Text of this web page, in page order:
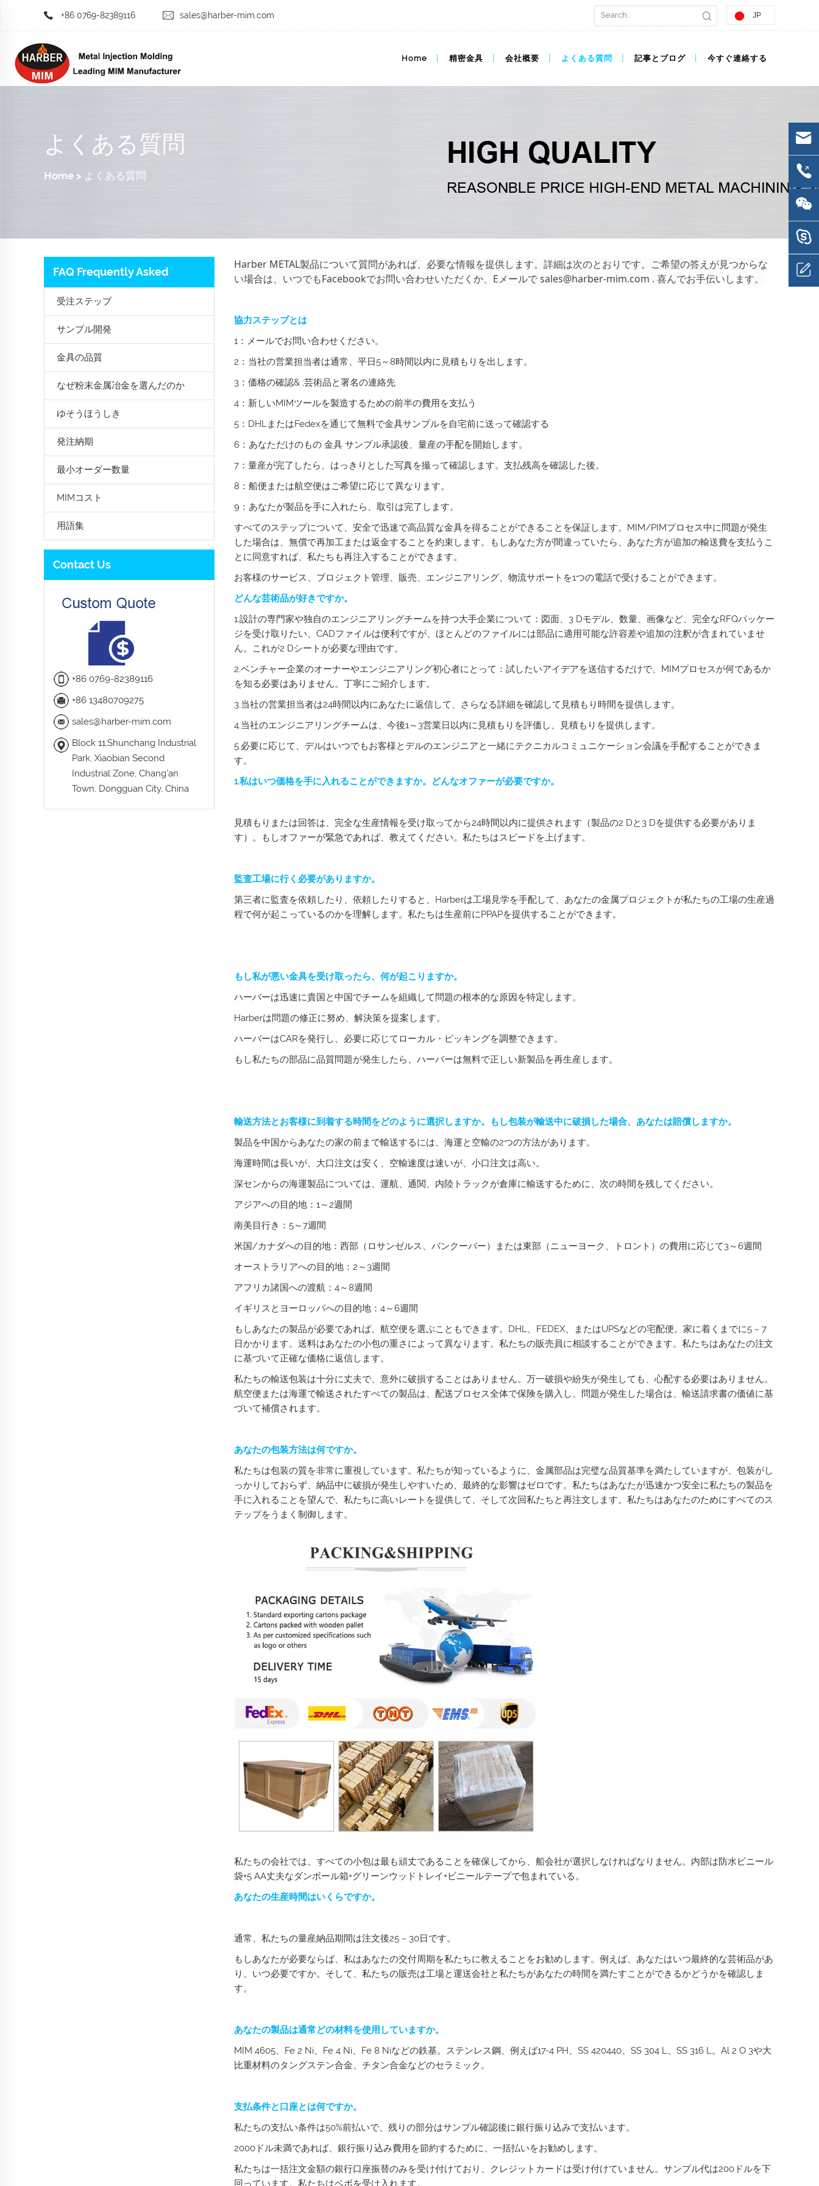
+86 0769-82389116 sales@harber-mim.com JP
Home 精密金具 会社概要 よくある質問 記事とブログ 今すぐ連絡する
よくある質問
Home > よくある質問
FAQ Frequently Asked
受注ステップ
サンプル開発
金具の品質
なぜ粉末金属冶金を選んだのか
ゆそうほうしき
発注納期
最小オーダー数量
MIMコスト
用語集
Contact Us
+86 0769-82389116
+86 13480709275
sales@harber-mim.com
Block 11,Shunchang Industrial
Park, Xiaobian Second
Industrial Zone, Chang'an
Town, Dongguan City, China
Harber METAL製品について質問があれば、必要な情報を提供します。詳細は次のとおりです。ご希望の答えが見つからな
い場合は、いつでもFacebookでお問い合わせいただくか、Eメールでsales@harber-mim.com . 喜んでお手伝いします。
協力ステップとは
1：メールでお問い合わせください。
2：当社の営業担当者は通常、平日5～8時間以内に見積もりを出します。
3：価格の確認& ;芸術品と署名の連絡先
4：新しいMIMツールを製造するための前半の費用を支払う
5：DHLまたはFedexを通じて無料で金具サンプルを自宅前に送って確認する
6：あなただけのもの 金具 サンプル承認後、量産の手配を開始します。
7：量産が完了したら、はっきりとした写真を撮って確認します。支払残高を確認した後。
8：船便または航空便はご希望に応じて異なります。
9：あなたが製品を手に入れたら、取引は完了します。
すべてのステップについて、安全で迅速で高品質な金具を得ることができることを保証します。MIM/PIMプロセス中に問題が発生
した場合は、無償で再加工または返金することを約束します。もしあなた方が間違っていたら、あなた方が追加の輸送費を支払うこ
とに同意すれば、私たちも再注入することができます。
お客様のサービス、プロジェクト管理、販売、エンジニアリング、物流サポートを1つの電話で受けることができます。
どんな芸術品が好きですか。
1.設計の専門家や独自のエンジニアリングチームを持つ大手企業について：図面、3 Dモデル、数量、画像など、完全なRFQパッケー
ジを受け取りたい、CADファイルは便利ですが、ほとんどのファイルには部品に適用可能な許容差や追加の注釈が含まれていませ
ん。これが2 Dシートが必要な理由です。
2.ベンチャー企業のオーナーやエンジニアリング初心者にとって：試したいアイデアを送信するだけで、MIMプロセスが何であるか
を知る必要はありません。丁寧にご紹介します。
3.当社の営業担当者は24時間以内にあなたに返信して、さらなる詳細を確認して見積もり時間を提供します。
4.当社のエンジニアリングチームは、今後1～3営業日以内に見積もりを評価し、見積もりを提供します。
5.必要に応じて、デルはいつでもお客様とデルのエンジニアと一緒にテクニカルコミュニケーション会議を手配することができま
す。
1.私はいつ価格を手に入れることができますか。どんなオファーが必要ですか。
見積もりまたは回答は、完全な生産情報を受け取ってから24時間以内に提供されます（製品の2 Dと3 Dを提供する必要がありま
す）。もしオファーが緊急であれば、教えてください。私たちはスピードを上げます。
監査工場に行く必要がありますか。
第三者に監査を依頼したり、依頼したりすると、Harberは工場見学を手配して、あなたの金属プロジェクトが私たちの工場の生産過
程で何が起こっているのかを理解します。私たちは生産前にPPAPを提供することができます。
もし私が悪い金具を受け取ったら、何が起こりますか。
ハーバーは迅速に貴国と中国でチームを組織して問題の根本的な原因を特定します。
Harberは問題の修正に努め、解決策を提案します。
ハーバーはCARを発行し、必要に応じてローカル・ピッキングを調整できます。
もし私たちの部品に品質問題が発生したら、ハーバーは無料で正しい新製品を再生産します。
輸送方法とお客様に到着する時間をどのように選択しますか。もし包装が輸送中に破損した場合、あなたは賠償しますか。
製品を中国からあなたの家の前まで輸送するには、海運と空輸の2つの方法があります。
海運時間は長いが、大口注文は安く、空輸速度は速いが、小口注文は高い。
深センからの海運製品については、運航、通関、内陸トラックが倉庫に輸送するために、次の時間を残してください。
アジアへの目的地：1～2週間
南美目行き：5～7週間
米国/カナダへの目的地：西部（ロサンゼルス、バンクーバー）または東部（ニューヨーク、トロント）の費用に応じて3～6週間
オーストラリアへの目的地：2～3週間
アフリカ諸国への渡航：4～8週間
イギリスとヨーロッパへの目的地：4～6週間
もしあなたの製品が必要であれば、航空便を選ぶこともできます。DHL、FEDEX、またはUPSなどの宅配便。家に着くまでに5 ~ 7
日かかります。送料はあなたの小包の重さによって異なります。私たちの販売員に相談することができます。私たちはあなたの注文
に基づいて正確な価格に返信します。
私たちの輸送包装は十分に丈夫で、意外に破損することはありません。万一破損や紛失が発生しても、心配する必要はありません。
航空便または海運で輸送されたすべての製品は、配送プロセス全体で保険を購入し、問題が発生した場合は、輸送請求書の価値に基
づいて補償されます。
あなたの包装方法は何ですか。
私たちは包装の質を非常に重視しています。私たちが知っているように、金属部品は完璧な品質基準を満たしていますが、包装がし
っかりしておらず、納品中に破損が発生しやすいため、最終的な影響はゼロです。私たちはあなたが迅速かつ安全に私たちの製品を
手に入れることを望んで、私たちに高いレートを提供して、そして次回私たちと再注文します。私たちはあなたのためにすべてのス
テップをうまく制御します。
私たちの会社では、すべての小包は最も頑丈であることを確保してから、船会社が選択しなければなりません。内部は防水ビニール
袋+5 AA丈夫なダンボール箱+グリーンウッドトレイ+ビニールテープで包まれている。
あなたの生産時間はいくらですか。
通常、私たちの量産納品期間は注文後25 ~ 30日です。
もしあなたが必要ならば、私はあなたの交付周期を私たちに教えることをお勧めします。例えば、あなたはいつ最終的な芸術品があ
り、いつ必要ですか。そして、私たちの販売は工場と運送会社と私たちがあなたの時間を満たすことができるかどうかを確認しま
す。
あなたの製品は通常どの材料を使用していますか。
MIM 4605、Fe 2 Ni、Fe 4 Ni、Fe 8 Niなどの鉄基。ステンレス鋼、例えば17-4 PH、SS 420440、SS 304 L、SS 316 L。Al 2 O 3や大
比重材料のタングステン合金、チタン合金などのセラミック。
支払条件と口座とは何ですか。
私たちの支払い条件は50%前払いで、残りの部分はサンプル確認後に銀行振り込みで支払います。
2000ドル未満であれば、銀行振り込み費用を節約するために、一括払いをお勧めします。
私たちは一括注文金額の銀行口座振替のみを受け付けており、クレジットカードは受け付けていません。サンプル代は200ドルを下
回っています。私たちはベボを受け入れます。